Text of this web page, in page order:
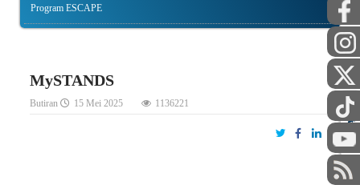
Program ESCAPE
MySTANDS
Butiran 15 Mei 2025 1136221
STAF